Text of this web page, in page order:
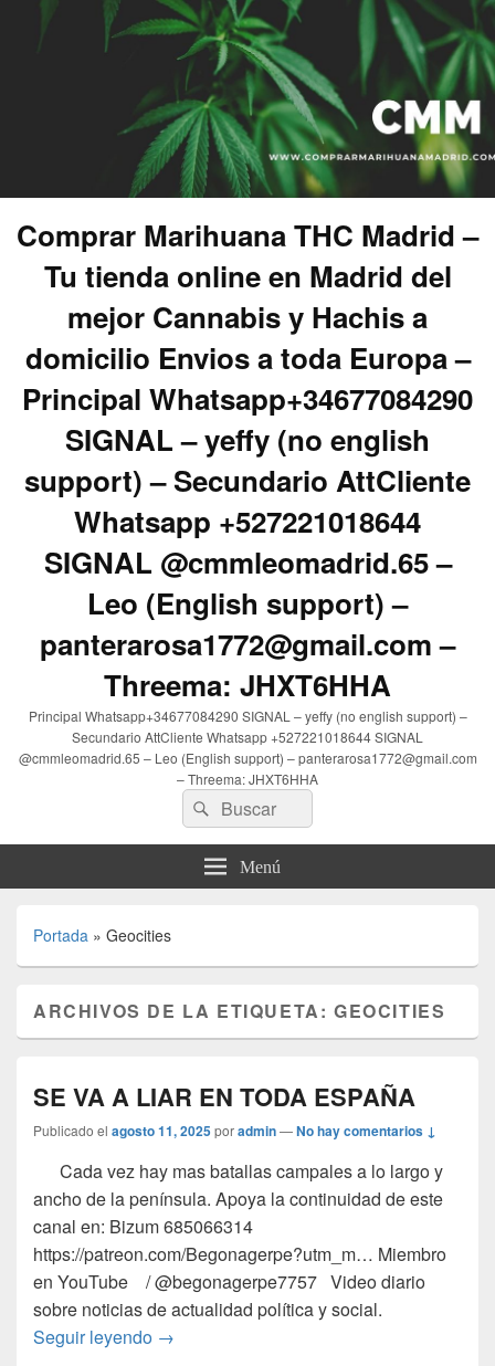
Comprar Marihuana THC Madrid –
Tu tienda online en Madrid del
mejor Cannabis y Hachis a
domicilio Envios a toda Europa –
Principal Whatsapp+34677084290
SIGNAL – yeffy (no english
support) – Secundario AttCliente
Whatsapp +527221018644
SIGNAL @cmmleomadrid.65 –
Leo (English support) –
panterarosa1772@gmail.com –
Threema: JHXT6HHA
Principal Whatsapp+34677084290 SIGNAL – yeffy (no english support) –
Secundario AttCliente Whatsapp +527221018644 SIGNAL
@cmmleomadrid.65 – Leo (English support) – panterarosa1772@gmail.com
– Threema: JHXT6HHA
Buscar
por:
Buscar
Menú
Portada » Geocities
ARCHIVOS DE LA ETIQUETA:GEOCITIES
SE VA A LIAR EN TODA ESPAÑA
Publicado el agosto 11, 2025poradmin—No hay comentarios ↓
Cada vez hay mas batallas campales a lo largo y
ancho de la península. Apoya la continuidad de este
canal en: Bizum 685066314
https://patreon.com/Begonagerpe?utm_m… Miembro
en YouTube / @begonagerpe7757 Video diario
sobre noticias de actualidad política y social.
Seguir leyendo SE VA A LIAR EN TODA ESPAÑA
→